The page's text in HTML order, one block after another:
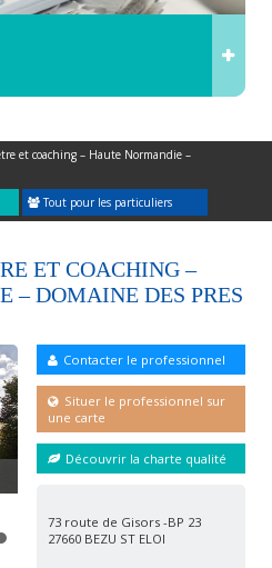
et coaching – Haute Normandie –
Tout pour les particuliers
ET COACHING –
– DOMAINE DES PRES
Contacter le professionnel
Situer le professionnel sur
une carte
Découvrir la charte qualité
73 route de Gisors -BP 23
27660 BEZU ST ELOI